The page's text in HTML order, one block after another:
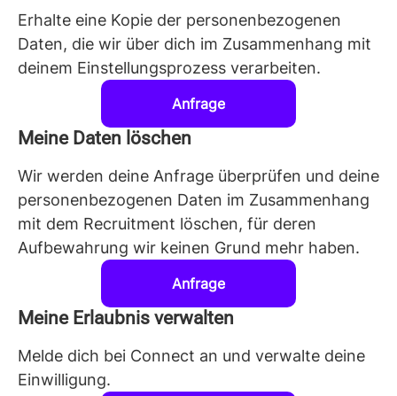
Erhalte eine Kopie der personenbezogenen
Daten, die wir über dich im Zusammenhang mit
deinem Einstellungsprozess verarbeiten.
Anfrage
Meine Daten löschen
Wir werden deine Anfrage überprüfen und deine
personenbezogenen Daten im Zusammenhang
mit dem Recruitment löschen, für deren
Aufbewahrung wir keinen Grund mehr haben.
Anfrage
Meine Erlaubnis verwalten
Melde dich bei Connect an und verwalte deine
Einwilligung.